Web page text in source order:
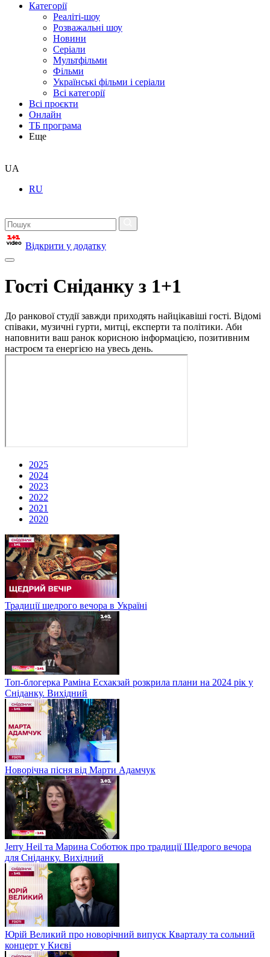
Категорії
Реаліті-шоу
Розважальні шоу
Новини
Серіали
Мультфільми
Фільми
Українські фільми і серіали
Всі категорії
Всі проєкти
Онлайн
ТБ програма
Еще
UA
RU
Відкрити у додатку
Гості Сніданку з 1+1
До ранкової студії завжди приходять найцікавіші гості. Відомі
співаки, музичні гурти, митці, експерти та політики. Аби
наповнити ваш ранок корисною інформацією, позитивним
настроєм та енергією на увесь день.
2025
2024
2023
2022
2021
2020
Традиції щедрого вечора в Україні
Топ-блогерка Раміна Есхакзай розкрила плани на 2024 рік у
Сніданку. Вихідний
Новорічна пісня від Марти Адамчук
Jerry Heil та Марина Соботюк про традиції Щедрого вечора
для Сніданку. Вихідний
Юрій Великий про новорічний випуск Кварталу та сольний
концерт у Києві